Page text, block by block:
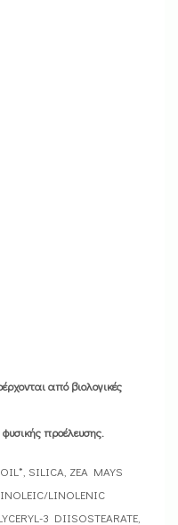
από βιολογικές
προέλευσης.
SILICA, ZEA MAYS
LINOLENIC
3 DIISOSTEARATE,